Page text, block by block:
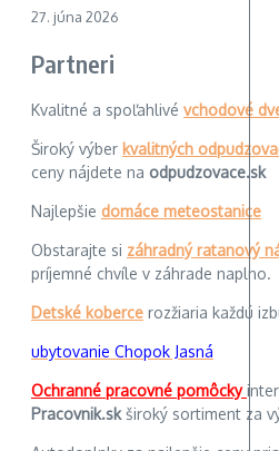
27. júna 2026
Partneri
Kvalitné a spoľahlivé vchodové
Široký výber kvalitných
ceny nájdete na odpudzovace.sk
Najlepšie domáce meteostanice
Obstarajte si záhradný ratanový
príjemné chvíle v záhrade naplno.
Detské koberce rozžiaria každú
ubytovanie Chopok Jasná
Ochranné pracovné pomôcky
Pracovnik.skširoký sortiment za